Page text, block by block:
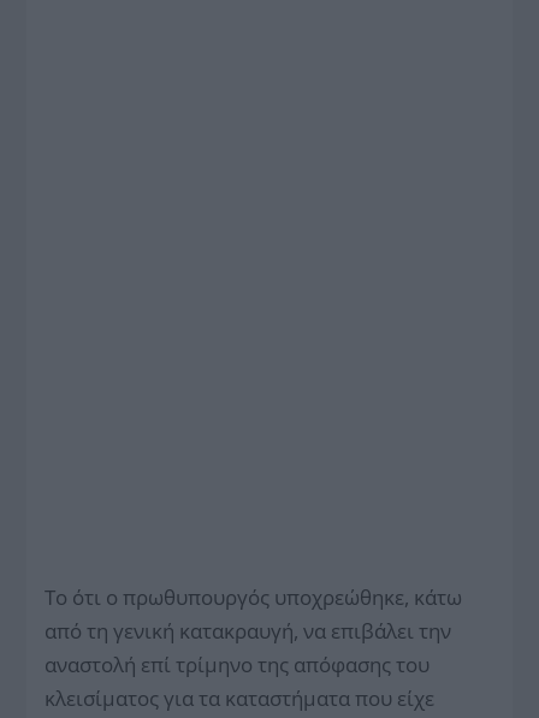
Το ότι ο πρωθυπουργός υποχρεώθηκε, κάτω
από τη γενική κατακραυγή, να επιβάλει την
αναστολή επί τρίμηνο της απόφασης του
κλεισίματος για τα καταστήματα που είχε